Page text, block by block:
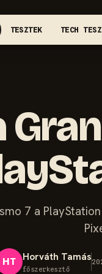
TESZTEK TECH
7 a
HT Horváth Tamás
főszerkesztő